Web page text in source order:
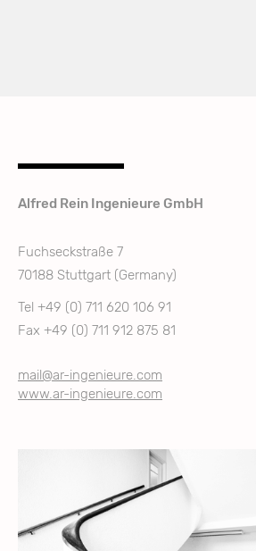
Alfred Rein Ingenieure GmbH
Fuchseckstraße 7
70188 Stuttgart (Germany)
Tel +49 (0) 711 620 106 91
Fax +49 (0) 711 912 875 81
mail@ar-ingenieure.com
www.ar-ingenieure.com